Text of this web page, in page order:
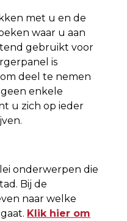
met u en de
waar u aan
gebruikt voor
is
deel te nemen
enkele
u zich op ieder
onderwerpen die
Bij de
naar welke
Klik hier om